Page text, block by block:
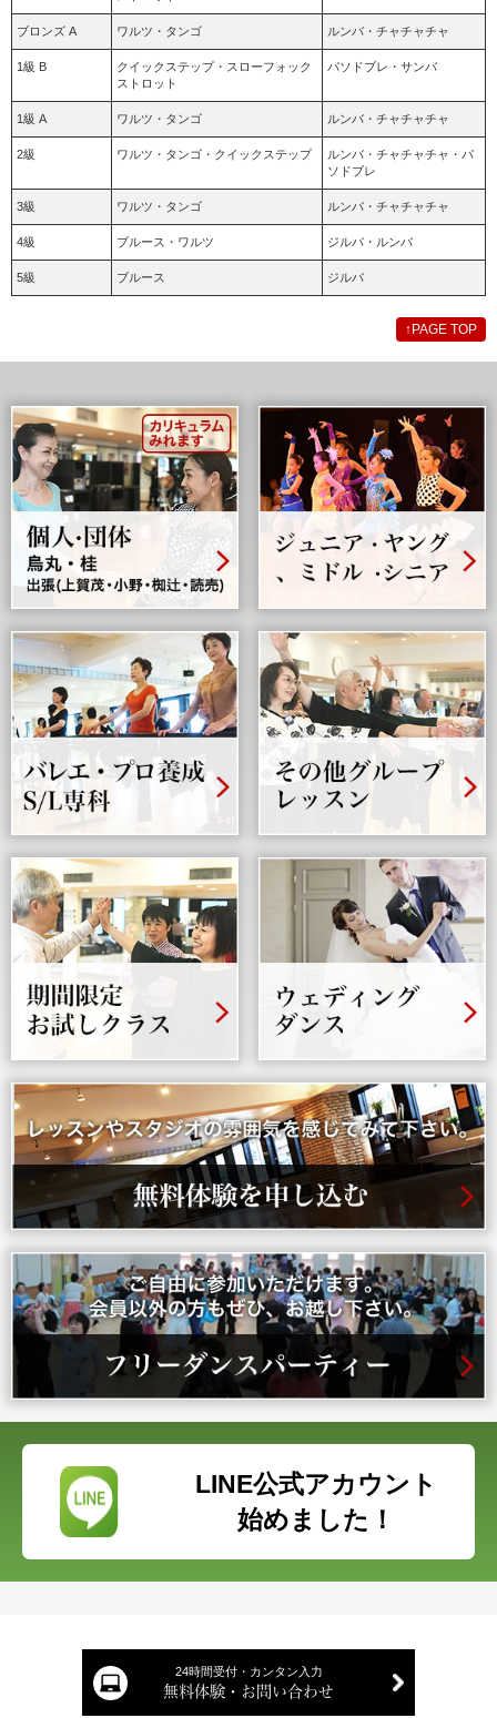
ブロンズ A ワルツ・タンゴ ルンバ・チャチャチャ
1級 B
クイックステップ・スローフォック
ストロット
パソドブレ・サンバ
1級 A ワルツ・タンゴ ルンバ・チャチャチャ
2級 ワルツ・タンゴ・クイックステップ
ルンバ・チャチャチャ・パ
ソドブレ
3級 ワルツ・タンゴ ルンバ・チャチャチャ
4級 ブルース・ワルツ ジルバ・ルンバ
5級 ブルース ジルバ
↑ PAGE TOP
LINE公式アカウント
始めました！
24時間受付・カンタン入力
無料体験・お問い合わせ